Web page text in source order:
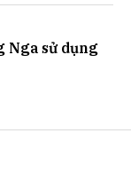
Nga sử dụng